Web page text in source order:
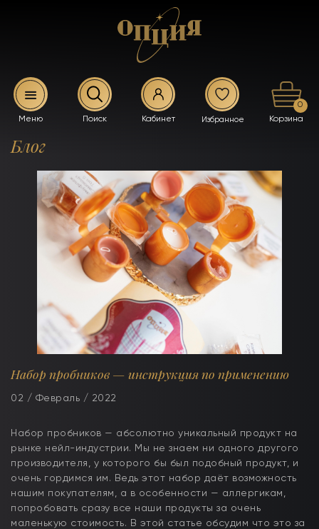
0
Блог
Набор пробников — инструкция по применению
02 / Февраль / 2022
Набор пробников — абсолютно уникальный продукт на
рынке нейл-индустрии. Мы не знаем ни одного другого
производителя, у которого бы был подобный продукт, и
очень гордимся им. Ведь этот набор даёт возможность
нашим покупателям, а в особенности — аллергикам,
попробовать сразу все наши продукты за очень
маленькую стоимость. В этой статье обсудим что это за